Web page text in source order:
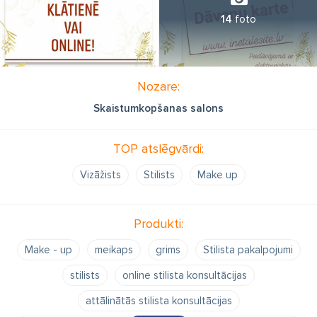
14foto
Nozare:
Skaistumkopšanas salons
TOP atslēgvārdi:
Vizāžists Stilists Make up
Produkti:
Make - up meikaps grims
Stilista pakalpojumi
stilists
online stilista konsultācijas
attālinātās stilista konsultācijas